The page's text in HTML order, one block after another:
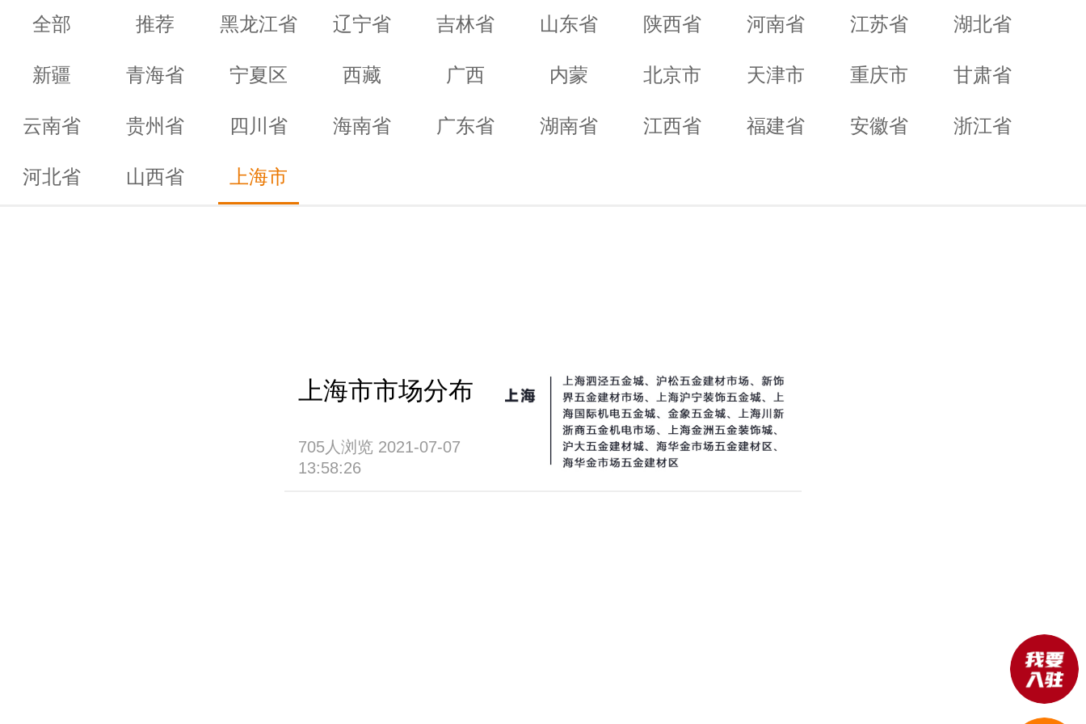
全部 推荐 黑龙江省 辽宁省 吉林省 山东省 陕西省 河南省 江苏省 湖北省
新疆 青海省 宁夏区 西藏 广西 内蒙 北京市 天津市 重庆市 甘肃省
云南省 贵州省 四川省 海南省 广东省 湖南省 江西省 福建省 安徽省 浙江省
河北省 山西省 上海市
上海市市场分布
705人浏览 2021-07-07
13:58:26